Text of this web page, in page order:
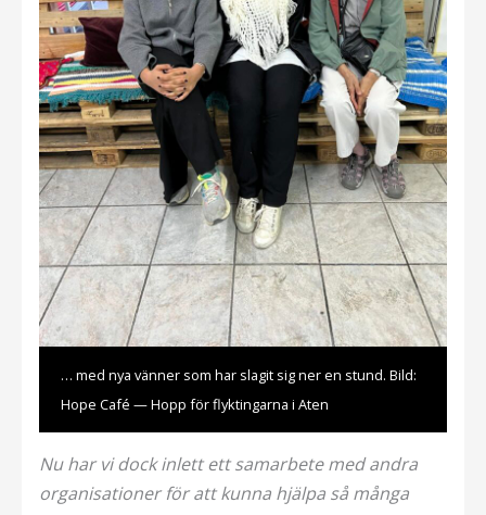
… med nya vänner som har slagit sig ner en stund. Bild:
Hope Café — Hopp för flyktingarna i Aten
Nu har vi dock inlett ett samarbete med andra
organisationer för att kunna hjälpa så många